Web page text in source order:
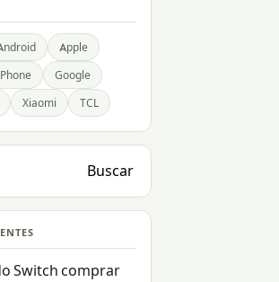
Apple
Google
Xiaomi TCL
Switch comprar